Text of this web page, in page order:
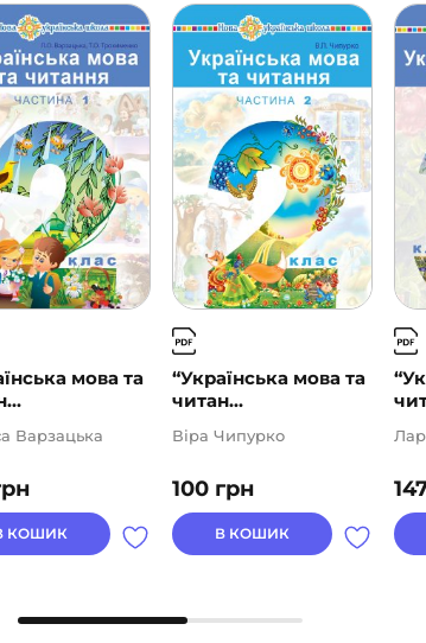
мова та
Варзацька
КОШИК
“Українська мова та
читан...
100 грн
Віра Чипурко
В КОШИК